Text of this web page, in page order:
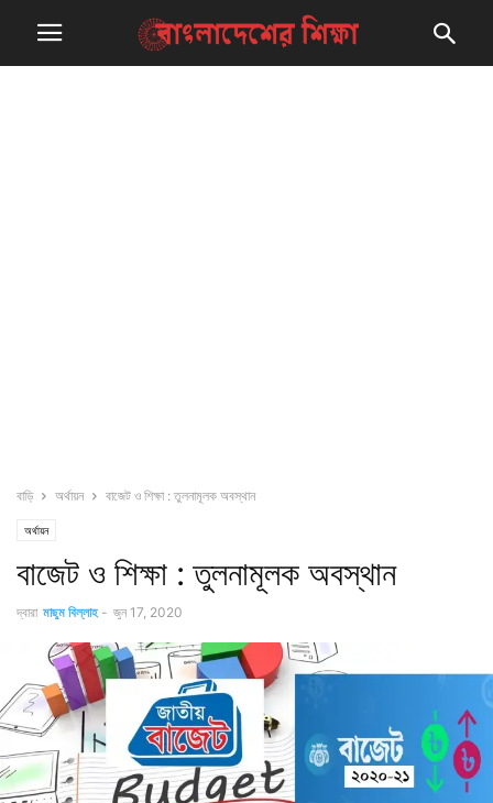
বাড়ি অর্থায়ন বাজেট ও শিক্ষা : তুলনামূলক অবস্থান
অর্থায়ন
বাজেট ও শিক্ষা : তুলনামূলক অবস্থান
দ্বারা মাছুম বিল্লাহ - জুন 17, 2020